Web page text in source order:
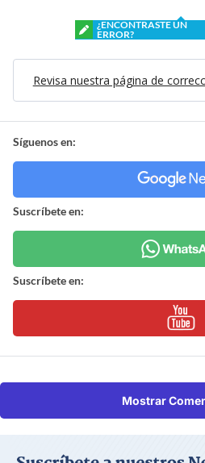
¿ENCONTRASTE UN
ERROR?
Revisa nuestra página de
Síguenos en:
Suscríbete en:
Suscríbete en:
Mostrar